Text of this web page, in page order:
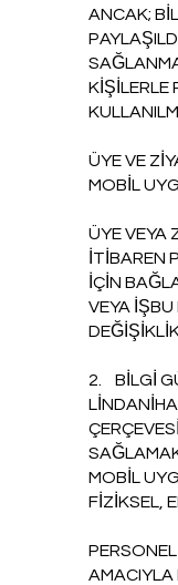
ANCAK;
KİŞİLERLE
ÜYE VE
MOBİL
ÜYE VEYA
İTİBAREN
İÇİN
VEYA
2. BİLGİ
MOBİL
FİZİKSEL,
AMACIYLA